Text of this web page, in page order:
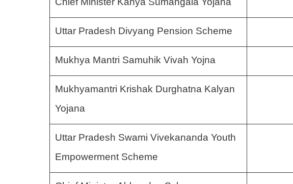
Chief Minister Kanya Sumangala Yojana
Uttar Pradesh Divyang Pension Scheme
Mukhya Mantri Samuhik Vivah Yojna
Mukhyamantri Krishak Durghatna Kalyan
Yojana
Uttar Pradesh Swami Vivekananda Youth
Empowerment Scheme